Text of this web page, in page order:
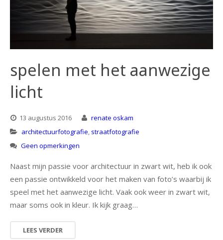
ervaringen
natuur
portret
spelen met het aanwezige
licht
13 augustus 2016
renate oskam
architectuurfotografie, straatfotografie
Geen opmerkingen
Naast mijn passie voor architectuur in zwart wit, heb ik ook
een passie ontwikkeld voor het maken van foto’s waarbij ik
speel met het aanwezige licht. Vaak ook weer in zwart wit,
maar soms ook in kleur. Ik kijk graag…
LEES VERDER